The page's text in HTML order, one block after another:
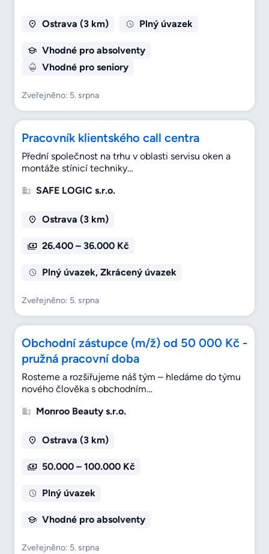
Ostrava (3 km) Plný úvazek
Vhodné pro absolventy
Vhodné pro seniory
Zveřejněno: 5. srpna
Pracovník klientského call centra
Přední společnost na trhu v oblasti servisu oken a
montáže stínicí techniky…
SAFE LOGIC s.r.o.
Ostrava (3 km)
26.400 – 36.000 Kč
Plný úvazek, Zkrácený úvazek
Zveřejněno: 5. srpna
Obchodní zástupce (m/ž) od 50 000 Kč -
pružná pracovní doba
Rosteme a rozšiřujeme náš tým – hledáme do týmu
nového člověka s obchodním…
Monroo Beauty s.r.o.
Ostrava (3 km)
50.000 – 100.000 Kč
Plný úvazek
Vhodné pro absolventy
Zveřejněno: 5. srpna